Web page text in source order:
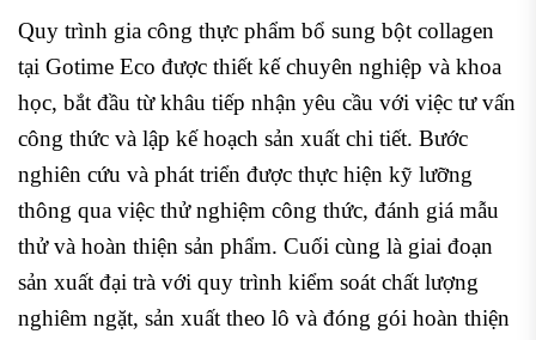
Quy trình gia công thực phẩm bổ sung bột collagen
tại Gotime Eco được thiết kế chuyên nghiệp và khoa
học, bắt đầu từ khâu tiếp nhận yêu cầu với việc tư vấn
công thức và lập kế hoạch sản xuất chi tiết. Bước
nghiên cứu và phát triển được thực hiện kỹ lưỡng
thông qua việc thử nghiệm công thức, đánh giá mẫu
thử và hoàn thiện sản phẩm. Cuối cùng là giai đoạn
sản xuất đại trà với quy trình kiểm soát chất lượng
nghiêm ngặt, sản xuất theo lô và đóng gói hoàn thiện